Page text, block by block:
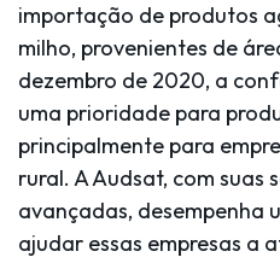
importação de produtos
milho, provenientes de
dezembro de 2020, a
uma prioridade para
principalmente para
rural. A Audsat, com suas
avançadas, desempenha
ajudar essas empresas a